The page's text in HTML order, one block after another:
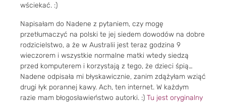
wściekać. :)
Napisałam do Nadene z pytaniem, czy mogę
przetłumaczyć na polski te jej siedem dowodów na dobre
rodzicielstwo, a że w Australii jest teraz godzina 9
wieczorem i wszystkie normalne matki wtedy siedzą
przed komputerem i korzystają z tego, że dzieci śpią…
Nadene odpisała mi błyskawicznie, zanim zdążyłam wziąć
drugi łyk porannej kawy. Ach, ten internet. W każdym
razie mam błogosławieństwo autorki. :) Tu jest oryginalny